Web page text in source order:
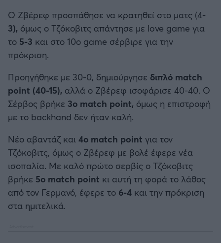
Ο Ζβέρεφ προσπάθησε να κρατηθεί στο ματς (4-
3), όμως ο Τζόκοβιτς απάντησε με love game για
το 5-3 και στο 10ο game σέρβιρε για την
πρόκριση.
Προηγήθηκε με 30-0, δημιούργησε διπλό match
point (40-15), αλλά ο Ζβέρεφ ισοφάρισε 40-40. Ο
Σέρβος βρήκε 3ο match point, όμως η επιστροφή
με το backhand δεν ήταν καλή.
Νέο αβαντάζ και 4ο match point για τον
Τζόκοβιτς, όμως ο Ζβέρεφ με βολέ έφερε νέα
ισοπαλία. Με καλό πρώτο σερβίς ο Τζόκοβιτς
βρήκε 5ο match point κι αυτή τη φορά το λάθος
από τον Γερμανό, έφερε το 6-4 και την πρόκριση
στα ημιτελικά.